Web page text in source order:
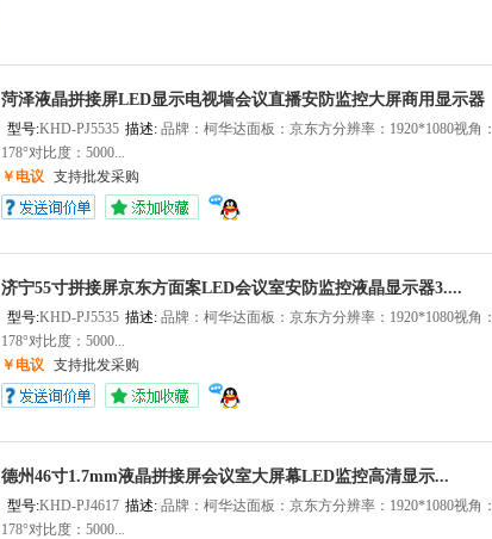
菏泽液晶拼接屏LED显示电视墙会议直播安防监控大屏商用显示器
型号:KHD-PJ5535 描述: 品牌：柯华达面板：京东方分辨率：1920*1080视角：
178°对比度：5000...
￥电议 支持批发采购
济宁55寸拼接屏京东方面案LED会议室安防监控液晶显示器3....
型号:KHD-PJ5535 描述: 品牌：柯华达面板：京东方分辨率：1920*1080视角：
178°对比度：5000...
￥电议 支持批发采购
德州46寸1.7mm液晶拼接屏会议室大屏幕LED监控高清显示...
型号:KHD-PJ4617 描述: 品牌：柯华达面板：京东方分辨率：1920*1080视角：
178°对比度：5000...